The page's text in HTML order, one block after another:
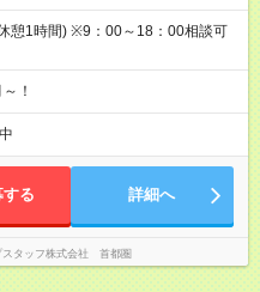
1時間) ※9：00～18：00相談可
！
する 詳細へ
スタッフ株式会社 首都圏